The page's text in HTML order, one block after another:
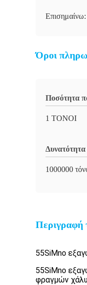
Επισημαίνω:
Όροι
Ποσότητα
1 ΤΟΝΟΙ
1000000
Περιγραφή
55SiMno
55SiMno
φραγμών